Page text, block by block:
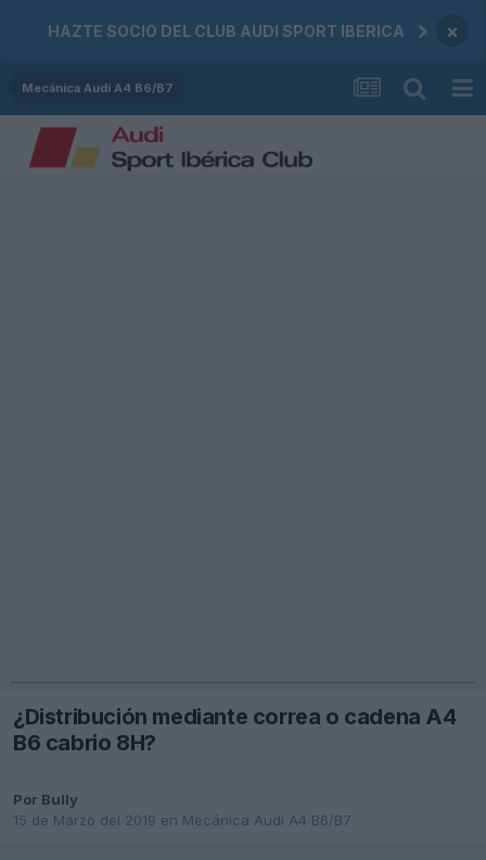
HAZTE SOCIO DEL CLUB AUDI SPORT IBERICA ×
Mecánica Audi A4 B6/B7
¿Distribución mediante correa o cadena A4
B6 cabrio 8H?
Por Bully
15 de Marzo del 2019 en Mecánica Audi A4 B6/B7